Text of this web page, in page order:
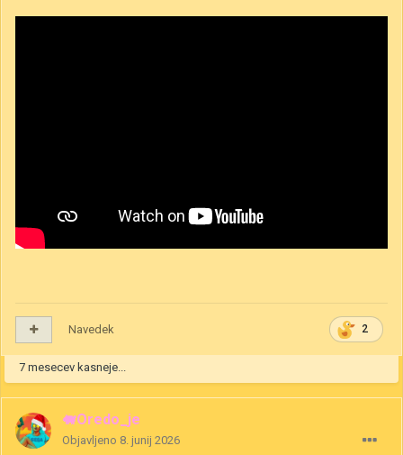
2
Navedek
7 mesecev kasneje...
🐖Oredo_je
Objavljeno 8. junij 2026